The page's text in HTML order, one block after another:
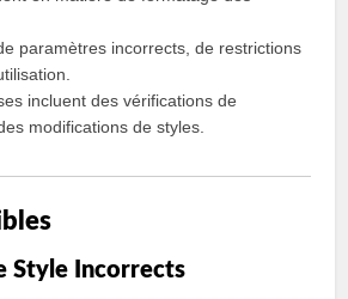
paramètres incorrects, de restrictions
incluent des vérifications de
modifications de styles.
Style Incorrects